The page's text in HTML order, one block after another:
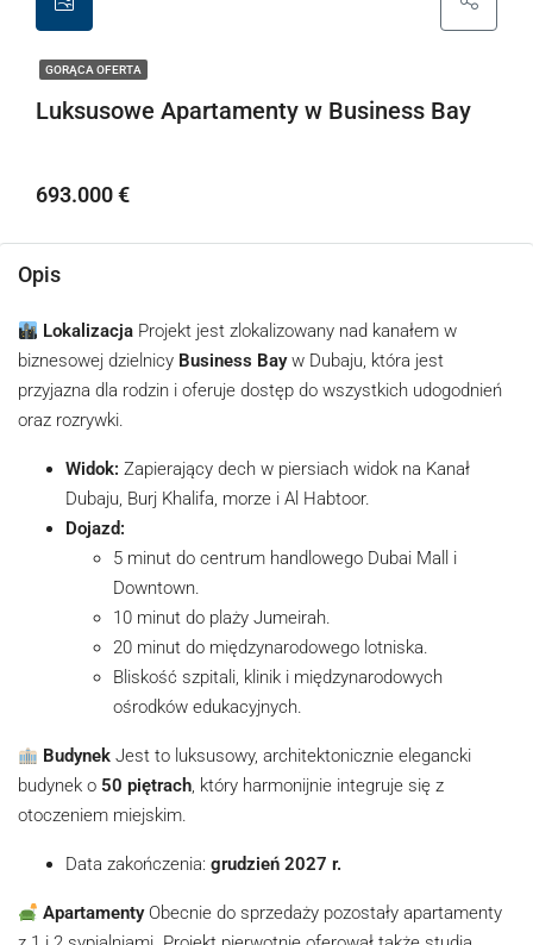
GORĄCA OFERTA
Luksusowe Apartamenty w Business Bay
693.000 €
Opis
Lokalizacja Projekt jest zlokalizowany nad kanałem w
biznesowej dzielnicy Business Bayw Dubaju, która jest
przyjazna dla rodzin i oferuje dostęp do wszystkich udogodnień
oraz rozrywki.
Widok: Zapierający dech w piersiach widok na Kanał
Dubaju, Burj Khalifa, morze i Al Habtoor.
Dojazd:
5 minut do centrum handlowego Dubai Mall i
Downtown.
10 minut do plaży Jumeirah.
20 minut do międzynarodowego lotniska.
Bliskość szpitali, klinik i międzynarodowych
ośrodków edukacyjnych.
Budynek Jest to luksusowy, architektonicznie elegancki
budynek o 50 piętrach, który harmonijnie integruje się z
otoczeniem miejskim.
Data zakończenia: grudzień 2027 r.
ApartamentyObecnie do sprzedaży pozostały apartamenty